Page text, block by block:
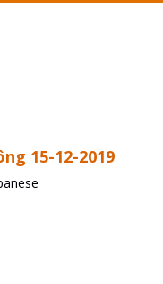
15-12-2019